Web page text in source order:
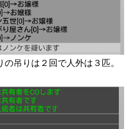
吊りは２回で人外は３匹。